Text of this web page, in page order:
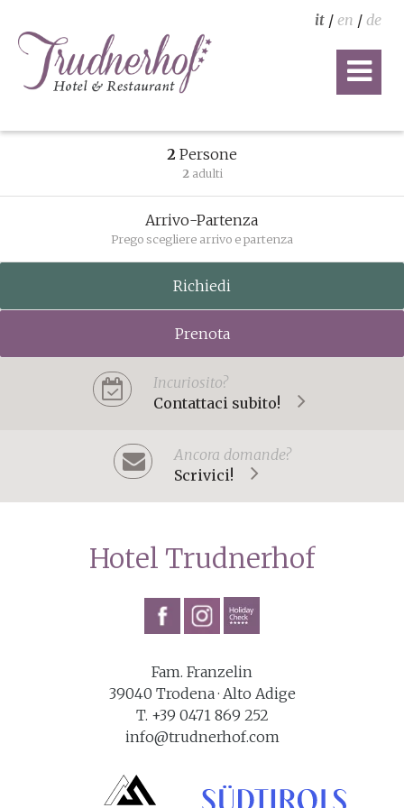
it / en / de
2 Persone
2 adulti
Arrivo-Partenza
Prego scegliere arrivo e partenza
Richiedi
Prenota
Incuriosito?
Contattaci subito!
Ancora domande?
Scrivici!
Hotel Trudnerhof
Fam. Franzelin
39040 Trodena· Alto Adige
T. +39 0471 869 252
info@trudnerhof.com